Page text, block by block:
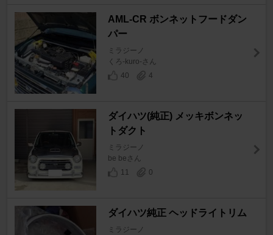
AML-CR ボンネットフードダン
パー
ミラジーノ
くろ-kuro-さん
40
4
ダイハツ(純正) メッキボンネッ
トダクト
ミラジーノ
be beさん
11
0
ダイハツ純正 ヘッドライトリム
ミラジーノ